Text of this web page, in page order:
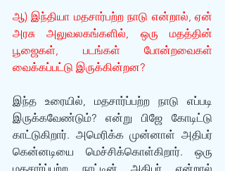
ஆ) இந்தியா மதசார்பற்ற நாடு என்றால், ஏன்
அரசு அலுவலகங்களில், ஒரு மதத்தின்
பூஜைகள், படங்கள் போன்றவைகள்
வைக்கப்பட்டு இருக்கின்றன?
இந்த உரையில், மதசார்ப்பற்ற நாடு எப்படி
இருக்கவேண்டும்? என்று பிஜே கோடிட்டு
காட்டுகிறார். அமெரிக்க முன்னாள் அதிபர்
கென்னடியை மெச்சிக்கொள்கிறார். ஒரு